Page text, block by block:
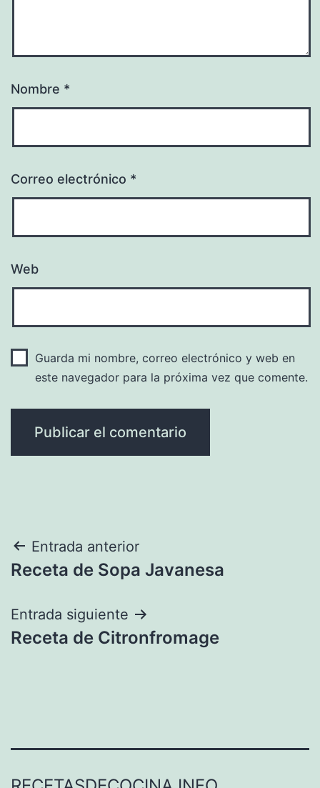
Nombre *
Correo electrónico *
Web
Guarda mi nombre, correo electrónico y web en
este navegador para la próxima vez que comente.
Navegación
de
entradas
Entrada anterior
Receta de Sopa Javanesa
Entrada siguiente
Receta de Citronfromage